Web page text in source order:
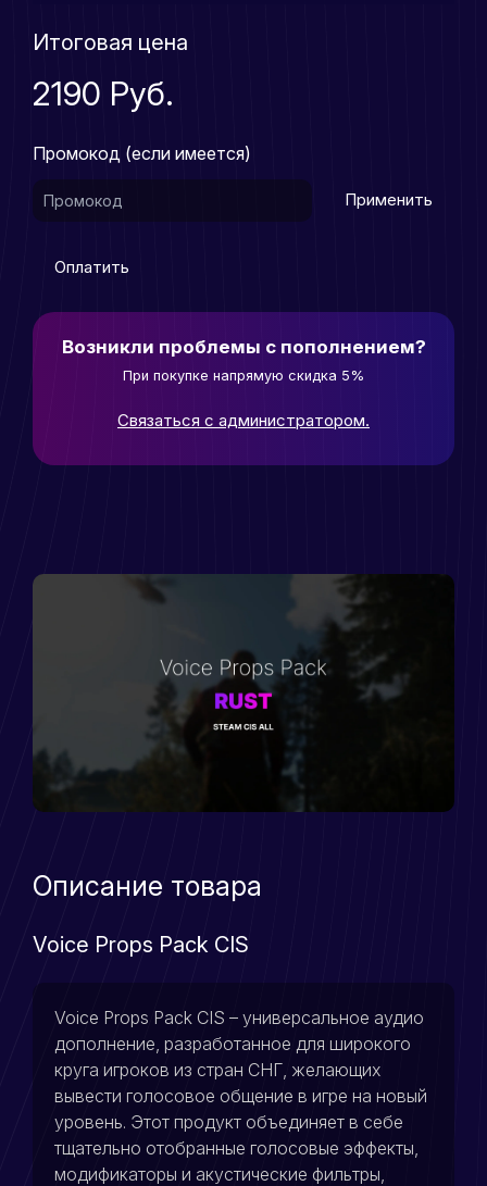
Итоговая цена
2190 Руб.
Промокод (если имеется)
Применить
Оплатить
Возникли проблемы с пополнением?
При покупке напрямую скидка 5%
Связаться с администратором.
Описание товара
Voice Props Pack CIS
Voice Props Pack CIS – универсальное аудио
дополнение, разработанное для широкого
круга игроков из стран СНГ, желающих
вывести голосовое общение в игре на новый
уровень. Этот продукт объединяет в себе
тщательно отобранные голосовые эффекты,
модификаторы и акустические фильтры,